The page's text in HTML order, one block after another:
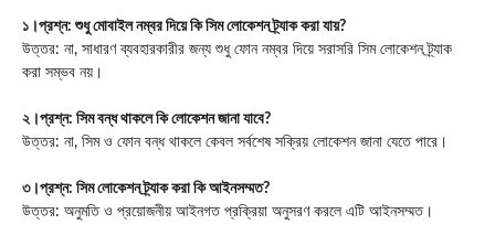
১।প্রশ্ন: শুধু মোবাইল নম্বর দিয়ে কি সিম লোকেশন ট্র্যাক করা যায়?
উত্তর: না, সাধারণ ব্যবহারকারীর জন্য শুধু ফোন নম্বর দিয়ে সরাসরি সিম লোকেশন ট্র্যাক
করা সম্ভব নয়।
২।প্রশ্ন: সিম বন্ধ থাকলে কি লোকেশন জানা যাবে?
উত্তর: না, সিম ও ফোন বন্ধ থাকলে কেবল সর্বশেষ সক্রিয় লোকেশন জানা যেতে পারে।
৩।প্রশ্ন: সিম লোকেশন ট্র্যাক করা কি আইনসম্মত?
উত্তর: অনুমতি ও প্রয়োজনীয় আইনগত প্রক্রিয়া অনুসরণ করলে এটি আইনসম্মত।